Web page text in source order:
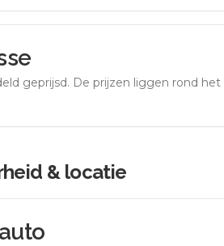
geprijsd. De prijzen liggen rond
& locatie